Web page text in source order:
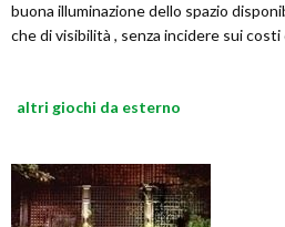
buona illuminazione dello spazio
che di visibilità , senza incidere sui
altri giochi da esterno